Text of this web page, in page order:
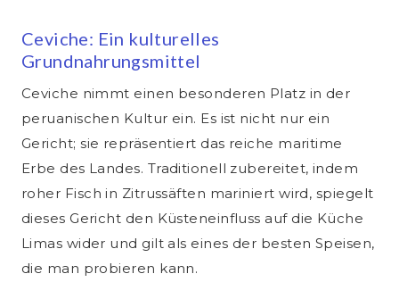
Ceviche: Ein kulturelles
Grundnahrungsmittel
Ceviche nimmt einen besonderen Platz in der
peruanischen Kultur ein. Es ist nicht nur ein
Gericht; sie repräsentiert das reiche maritime
Erbe des Landes. Traditionell zubereitet, indem
roher Fisch in Zitrussäften mariniert wird, spiegelt
dieses Gericht den Küsteneinfluss auf die Küche
Limas wider und gilt als eines der besten Speisen,
die man probieren kann.